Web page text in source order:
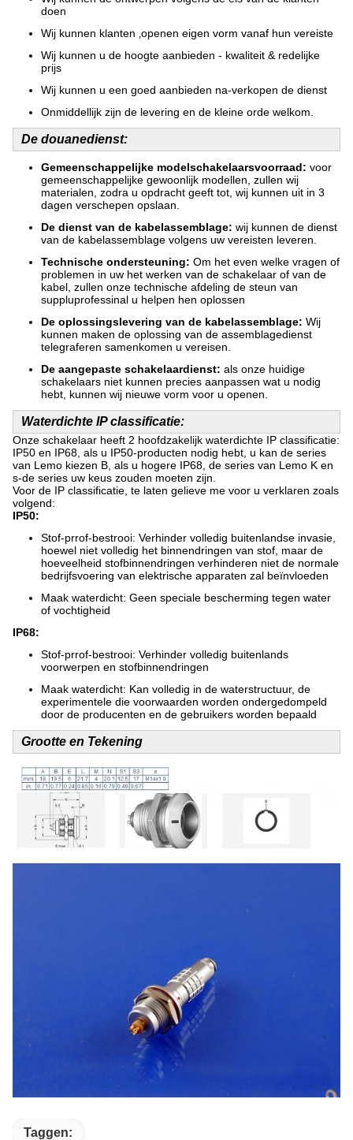
doen
Wij kunnen klanten ‚openen eigen vorm vanaf hun vereiste
Wij kunnen u de hoogte aanbieden - kwaliteit & redelijke
prijs
Wij kunnen u een goed aanbieden na-verkopen de dienst
Onmiddellijk zijn de levering en de kleine orde welkom.
De douanedienst:
Gemeenschappelijke modelschakelaarsvoorraad: voor
gemeenschappelijke gewoonlijk modellen, zullen wij
materialen, zodra u opdracht geeft tot, wij kunnen uit in 3
dagen verschepen opslaan.
De dienst van de kabelassemblage: wij kunnen de dienst
van de kabelassemblage volgens uw vereisten leveren.
Technische ondersteuning: Om het even welke vragen of
problemen in uw het werken van de schakelaar of van de
kabel, zullen onze technische afdeling de steun van
suppluprofessinal u helpen hen oplossen
De oplossingslevering van de kabelassemblage: Wij
kunnen maken de oplossing van de assemblagedienst
telegraferen samenkomen u vereisen.
De aangepaste schakelaardienst: als onze huidige
schakelaars niet kunnen precies aanpassen wat u nodig
hebt, kunnen wij nieuwe vorm voor u openen.
Waterdichte IP classificatie:
Onze schakelaar heeft 2 hoofdzakelijk waterdichte IP classificatie:
IP50 en IP68, als u IP50-producten nodig hebt, u kan de series
van Lemo kiezen B, als u hogere IP68, de series van Lemo K en
s-de series uw keus zouden moeten zijn.
Voor de IP classificatie, te laten gelieve me voor u verklaren zoals
volgend:
IP50:
Stof-prrof-bestrooi: Verhinder volledig buitenlandse invasie,
hoewel niet volledig het binnendringen van stof, maar de
hoeveelheid stofbinnendringen verhinderen niet de normale
bedrijfsvoering van elektrische apparaten zal beïnvloeden
Maak waterdicht: Geen speciale bescherming tegen water
of vochtigheid
IP68:
Stof-prrof-bestrooi: Verhinder volledig buitenlands
voorwerpen en stofbinnendringen
Maak waterdicht: Kan volledig in de waterstructuur, de
experimentele die voorwaarden worden ondergedompeld
door de producenten en de gebruikers worden bepaald
Grootte en Tekening
Taggen: